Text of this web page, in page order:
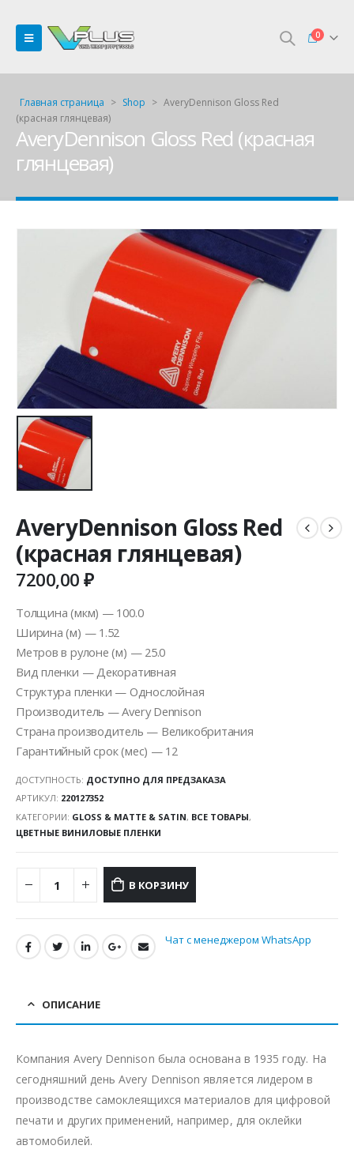
0
Главная страница > Shop > AveryDennison Gloss Red
(красная глянцевая)
AveryDennison Gloss Red (красная
глянцевая)
AveryDennison Gloss Red
(красная глянцевая)
7200,00₽
Толщина (мкм) — 100.0
Ширина (м) — 1.52
Метров в рулоне (м) — 25.0
Вид пленки — Декоративная
Структура пленки — Однослойная
Производитель — Avery Dennison
Страна производитель — Великобритания
Гарантийный срок (мес) — 12
ДОСТУПНОСТЬ: ДОСТУПНО ДЛЯ ПРЕДЗАКАЗА
АРТИКУЛ: 220127352
КАТЕГОРИИ: GLOSS & MATTE & SATIN, ВСЕ ТОВАРЫ,
ЦВЕТНЫЕ ВИНИЛОВЫЕ ПЛЕНКИ
В КОРЗИНУ
Чат с менеджером WhatsApp
ОПИСАНИЕ
Компания Avery Dennison была основана в 1935 году. На
сегодняшний день Avery Dennison является лидером в
производстве самоклеящихся материалов для цифровой
печати и других применений, например, для оклейки
автомобилей.